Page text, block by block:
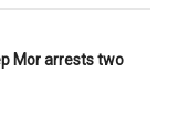
Mor arrests two